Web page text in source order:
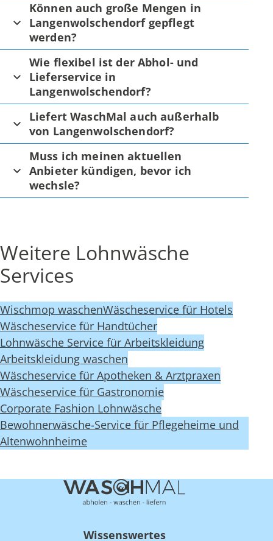
Können auch große Mengen in
Langenwolschendorf gepflegt
werden?
Wie flexibel ist der Abhol- und
Lieferservice in
Langenwolschendorf?
Liefert WaschMal auch außerhalb
von Langenwolschendorf?
Muss ich meinen aktuellen
Anbieter kündigen, bevor ich
wechsle?
Weitere Lohnwäsche
Services
Wischmop waschenWäscheservice für Hotels
Wäscheservice für Handtücher
Lohnwäsche Service für Arbeitskleidung
Arbeitskleidung waschen
Wäscheservice für Apotheken & Arztpraxen
Wäscheservice für Gastronomie
Corporate Fashion Lohnwäsche
Bewohnerwäsche-Service für Pflegeheime und
Altenwohnheime
Wissenswertes